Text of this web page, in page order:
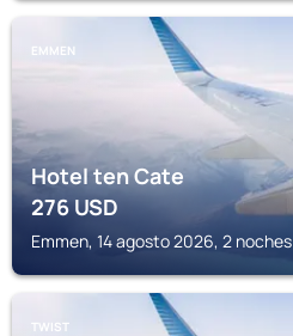
EMMEN
Hotel ten Cate
276USD
Emmen, 14 agosto 2026, 2 noches
TWIST